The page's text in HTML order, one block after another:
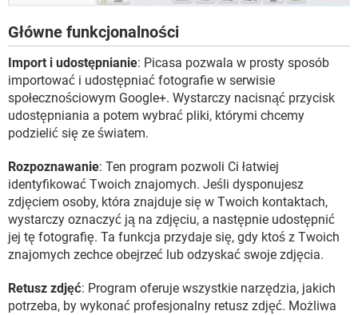
Główne funkcjonalności
Import i udostępnianie: Picasa pozwala w prosty sposób
importować i udostępniać fotografie w serwisie
społecznościowym Google+. Wystarczy nacisnąć przycisk
udostępniania a potem wybrać pliki, którymi chcemy
podzielić się ze światem.
Rozpoznawanie: Ten program pozwoli Ci łatwiej
identyfikować Twoich znajomych. Jeśli dysponujesz
zdjęciem osoby, która znajduje się w Twoich kontaktach,
wystarczy oznaczyć ją na zdjęciu, a następnie udostępnić
jej tę fotografię. Ta funkcja przydaje się, gdy ktoś z Twoich
znajomych zechce obejrzeć lub odzyskać swoje zdjęcia.
Retusz zdjęć: Program oferuje wszystkie narzędzia, jakich
potrzeba, by wykonać profesjonalny retusz zdjęć. Możliwa